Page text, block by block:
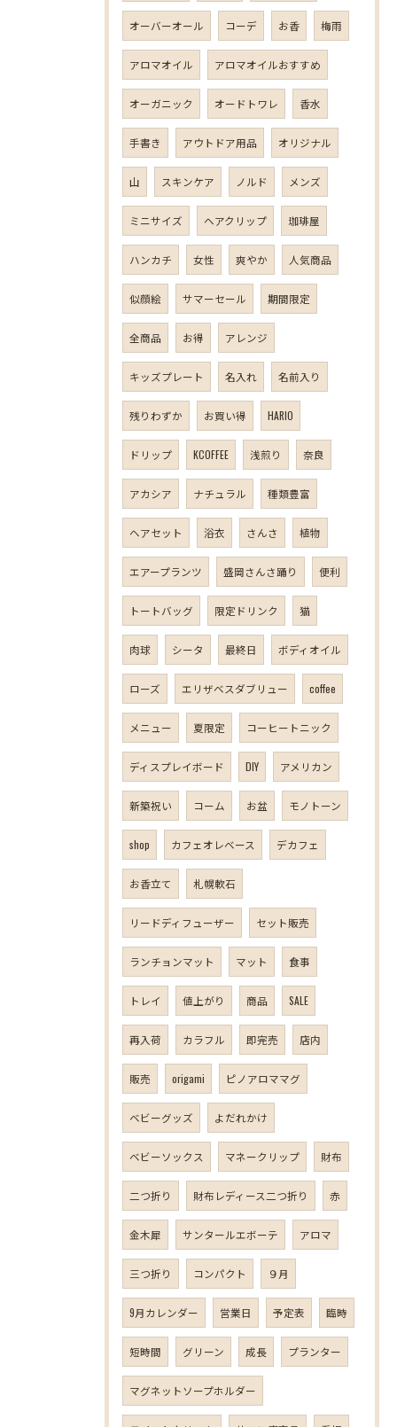
オーバーオール コーデ お香 梅雨
アロマオイル アロマオイルおすすめ
オーガニック オードトワレ 香水
手書き アウトドア用品 オリジナル
山 スキンケア ノルド メンズ
ミニサイズ ヘアクリップ 珈琲屋
ハンカチ 女性 爽やか 人気商品
似顔絵 サマーセール 期間限定
全商品 お得 アレンジ
キッズプレート 名入れ 名前入り
残りわずか お買い得 HARIO
ドリップ KCOFFEE 浅煎り 奈良
アカシア ナチュラル 種類豊富
ヘアセット 浴衣 さんさ 植物
エアープランツ 盛岡さんさ踊り 便利
トートバッグ 限定ドリンク 猫
肉球 シータ 最終日 ボディオイル
ローズ エリザベスダブリュー coffee
メニュー 夏限定 コーヒートニック
ディスプレイボード DIY アメリカン
新築祝い コーム お盆 モノトーン
shop カフェオレベース デカフェ
お香立て 札幌軟石
リードディフューザー セット販売
ランチョンマット マット 食事
トレイ 値上がり 商品 SALE
再入荷 カラフル 即完売 店内
販売 origami ピノアロママグ
ベビーグッズ よだれかけ
ベビーソックス マネークリップ 財布
二つ折り 財布レディース二つ折り 赤
金木犀 サンタールエボーテ アロマ
三つ折り コンパクト ９月
9月カレンダー 営業日 予定表 臨時
短時間 グリーン 成長 プランター
マグネットソープホルダー